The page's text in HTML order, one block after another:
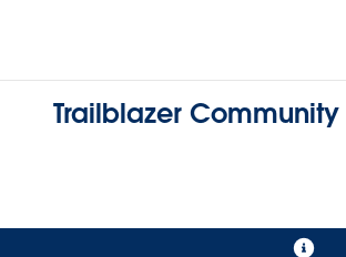
Trailblazer Community